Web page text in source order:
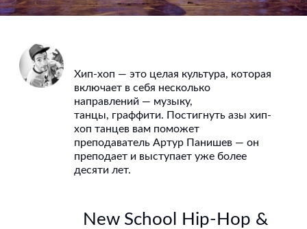
Хип-хоп — это целая культура, которая
включает в себя несколько
направлений — музыку,
танцы, граффити. Постигнуть азы хип-
хоп танцев вам поможет
преподаватель Артур Панишев — он
преподает и выступает уже более
десяти лет.
New School Hip-Hop &